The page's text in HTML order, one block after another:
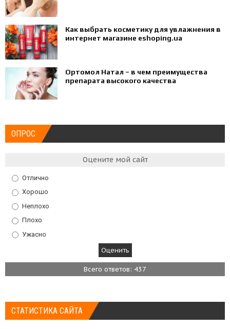
Как выбрать косметику для увлажнения в
интернет магазине eshoping.ua
Ортомол Натал – в чем преимущества
препарата высокого качества
ОПРОС
Оцените мой сайт
Отлично
Хорошо
Неплохо
Плохо
Ужасно
Всего ответов: 437
СТАТИСТИКА САЙТА